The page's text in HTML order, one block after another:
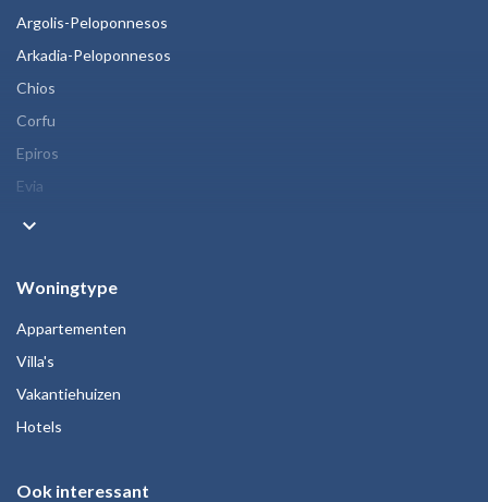
Argolis-Peloponnesos
Arkadia-Peloponnesos
Chios
Corfu
Epiros
Evia
keyboard_arrow_down
Woningtype
Appartementen
Villa's
Vakantiehuizen
Hotels
Ook interessant